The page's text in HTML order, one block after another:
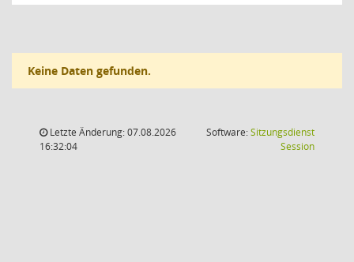
Keine Daten gefunden.
Letzte Änderung: 07.08.2026
16:32:04
Software:Sitzungsdienst
Session(Wird in